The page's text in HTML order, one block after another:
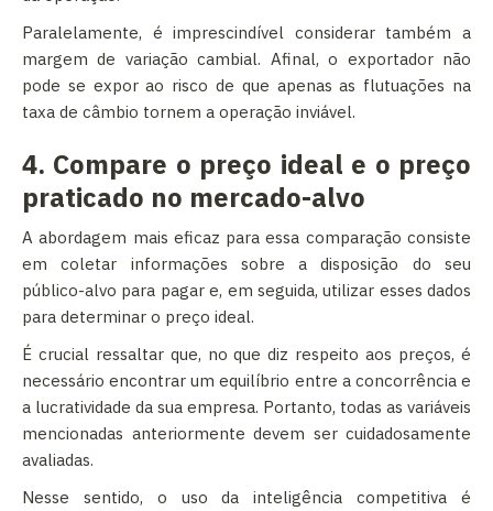
Paralelamente, é imprescindível considerar também a
margem de variação cambial. Afinal, o exportador não
pode se expor ao risco de que apenas as flutuações na
taxa de câmbio tornem a operação inviável.
4. Compare o preço ideal e o preço
praticado no mercado-alvo
A abordagem mais eficaz para essa comparação consiste
em coletar informações sobre a disposição do seu
público-alvo para pagar e, em seguida, utilizar esses dados
para determinar o preço ideal.
É crucial ressaltar que, no que diz respeito aos preços, é
necessário encontrar um equilíbrio entre a concorrência e
a lucratividade da sua empresa. Portanto, todas as variáveis
mencionadas anteriormente devem ser cuidadosamente
avaliadas.
Nesse sentido, o uso da inteligência competitiva é